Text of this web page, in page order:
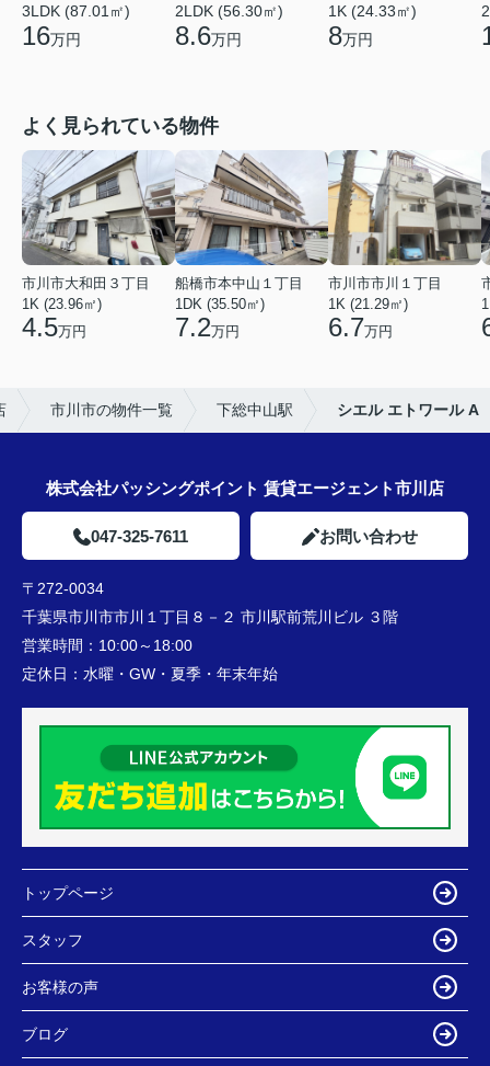
3LDK (87.01㎡)
16万円
2LDK (56.30㎡)
8.6万円
1K (24.33㎡)
8万円
よく見られている物件
市川市大和田３丁目
1K (23.96㎡)
4.5万円
船橋市本中山１丁目
1DK (35.50㎡)
7.2万円
市川市市川１丁目
1K (21.29㎡)
6.7万円
市川市の物件一覧 下総中山駅 シエル エトワール A
株式会社パッシングポイント 賃貸エージェント市川店
047-325-7611 お問い合わせ
〒272-0034
千葉県市川市市川１丁目８－２ 市川駅前荒川ビル ３階
営業時間： 10:00～18:00
定休日： 水曜・GW・夏季・年末年始
トップページ
スタッフ
お客様の声
ブログ